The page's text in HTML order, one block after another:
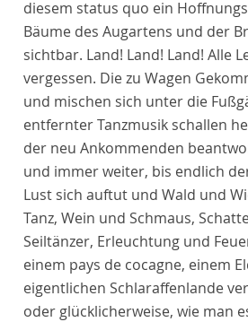
diesem status quo ein
Bäume des Augartens und der
sichtbar. Land! Land! Land! Alle
vergessen. Die zu Wagen
und mischen sich unter die
entfernter Tanzmusik schallen
der neu Ankommenden
und immer weiter, bis endlich
Lust sich auftut und Wald und
Tanz, Wein und Schmaus,
Seiltänzer, Erleuchtung und
einem pays de cocagne, einem
eigentlichen Schlaraffenlande
oder glücklicherweise, wie man